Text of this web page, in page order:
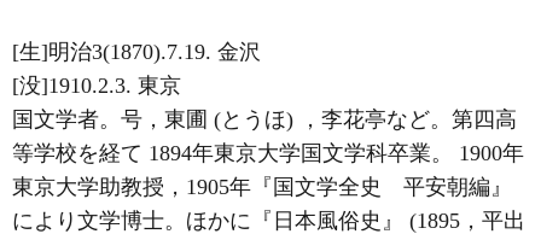
[生]明治3(1870).7.19. 金沢
[没]1910.2.3. 東京
国文学者。号，東圃 (とうほ) ，李花亭など。第四高
等学校を経て 1894年東京大学国文学科卒業。 1900年
東京大学助教授，1905年『国文学全史 平安朝編』
により文学博士。ほかに『日本風俗史』 (1895，平出